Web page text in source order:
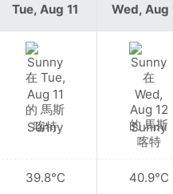
Tue, Aug 11
Sunny
39.8°C
Wed, Aug
Sunny
40.9°C